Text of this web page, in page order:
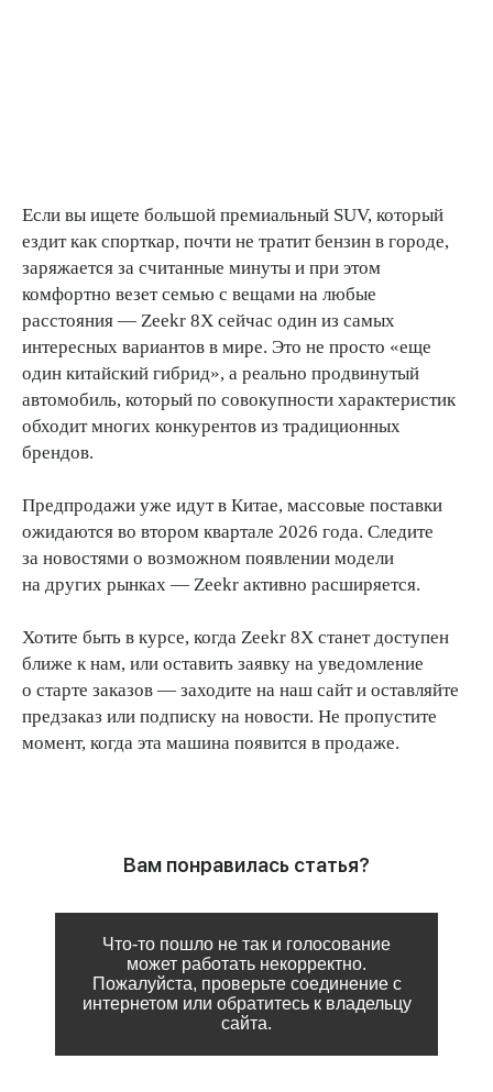
Если вы ищете большой премиальный SUV, который
ездит как спорткар, почти не тратит бензин в городе,
заряжается за считанные минуты и при этом
комфортно везет семью с вещами на любые
расстояния — Zeekr 8X сейчас один из самых
интересных вариантов в мире. Это не просто «еще
один китайский гибрид», а реально продвинутый
автомобиль, который по совокупности характеристик
обходит многих конкурентов из традиционных
брендов.
Предпродажи уже идут в Китае, массовые поставки
ожидаются во втором квартале 2026 года. Следите
за новостями о возможном появлении модели
на других рынках — Zeekr активно расширяется.
Хотите быть в курсе, когда Zeekr 8X станет доступен
ближе к нам, или оставить заявку на уведомление
о старте заказов — заходите на наш сайт и оставляйте
предзаказ или подписку на новости. Не пропустите
момент, когда эта машина появится в продаже.
Вам понравилась статья?
Что-то пошло не так и голосование
может работать некорректно.
Пожалуйста, проверьте соединение с
интернетом или обратитесь к владельцу
сайта.